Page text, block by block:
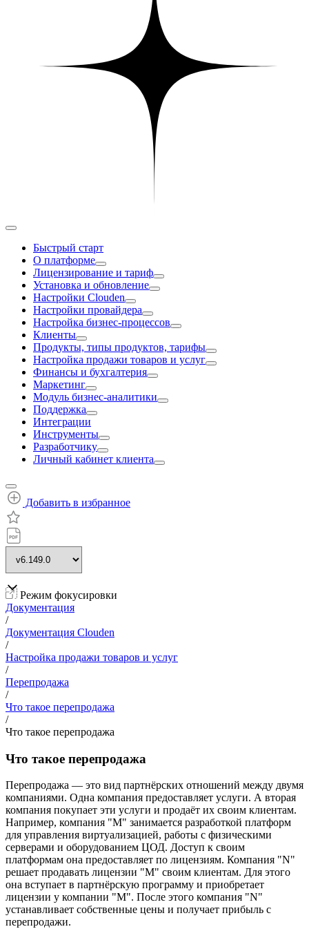
Быстрый старт
О платформе
Лицензирование и тариф
Установка и обновление
Настройки Clouden
Настройки провайдера
Настройка бизнес-процессов
Клиенты
Продукты, типы продуктов, тарифы
Настройка продажи товаров и услуг
Финансы и бухгалтерия
Маркетинг
Модуль бизнес-аналитики
Поддержка
Интеграции
Инструменты
Разработчику
Личный кабинет клиента
Добавить в избранное
Режим фокусировки
Документация
/
Документация Clouden
/
Настройка продажи товаров и услуг
/
Перепродажа
/
Что такое перепродажа
/
Что такое перепродажа
Что такое перепродажа
Перепродажа — это вид партнёрских отношений между двумя
компаниями. Одна компания предоставляет услуги. А вторая
компания покупает эти услуги и продаёт их своим клиентам.
Например, компания "M" занимается разработкой платформ
для управления виртуализацией, работы с физическими
серверами и оборудованием ЦОД. Доступ к своим
платформам она предоставляет по лицензиям. Компания "N"
решает продавать лицензии "M" своим клиентам. Для этого
она вступает в партнёрскую программу и приобретает
лицензии у компании "M". После этого компания "N"
устанавливает собственные цены и получает прибыль с
перепродажи.